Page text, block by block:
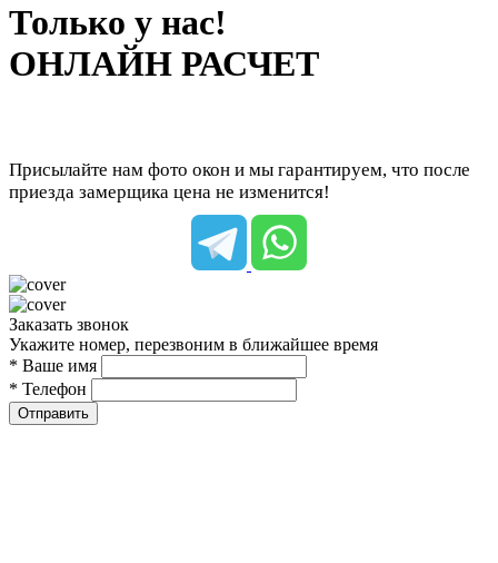
Только у нас!
ОНЛАЙН РАСЧЕТ
Присылайте нам фото окон и мы гарантируем, что после
приезда замерщика цена не изменится!
Заказать звонок
Укажите номер, перезвоним в ближайшее время
* Ваше имя
* Телефон
Отправить